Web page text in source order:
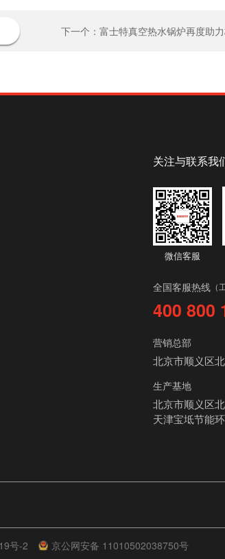
下一个：富士特真空热水锅炉再度助
关注与联系我
微信客服
全国客服热线 （
400 800
营销总部
北京市顺义区
生产基地
北京市顺义区
天津宝坻节能
号-2 京公网安备 11010502038750号